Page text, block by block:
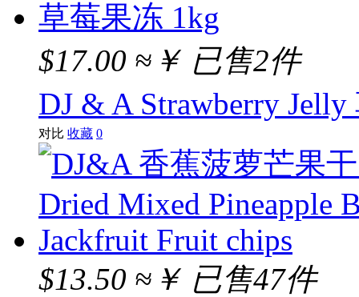
$17.00 ≈￥ 已售2件
DJ & A Strawberry
对比 收藏 0
$13.50 ≈￥ 已售47件